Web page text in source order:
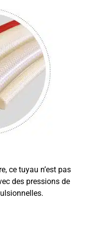
des pressions de